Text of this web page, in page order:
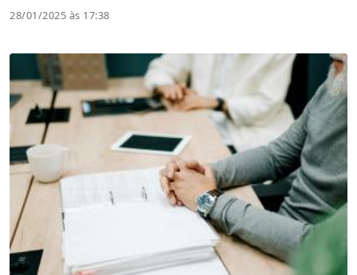
28/01/2025 às 17:38